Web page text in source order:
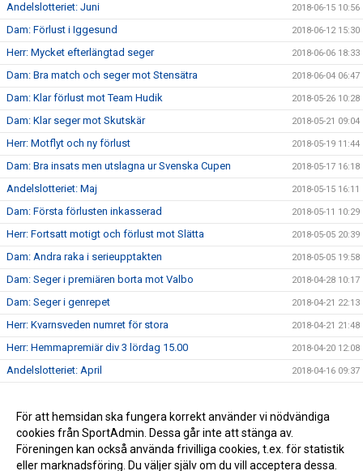
Andelslotteriet: Juni 2018-06-15 10:56
Dam: Förlust i Iggesund 2018-06-12 15:30
Herr: Mycket efterlängtad seger 2018-06-06 18:33
Dam: Bra match och seger mot Stensätra 2018-06-04 06:47
Dam: Klar förlust mot Team Hudik 2018-05-26 10:28
Dam: Klar seger mot Skutskär 2018-05-21 09:04
Herr: Motflyt och ny förlust 2018-05-19 11:44
Dam: Bra insats men utslagna ur Svenska Cupen 2018-05-17 16:18
Andelslotteriet: Maj 2018-05-15 16:11
Dam: Första förlusten inkasserad 2018-05-11 10:29
Herr: Fortsatt motigt och förlust mot Slätta 2018-05-05 20:39
Dam: Andra raka i serieupptakten 2018-05-05 19:58
Dam: Seger i premiären borta mot Valbo 2018-04-28 10:17
Dam: Seger i genrepet 2018-04-21 22:13
Herr: Kvarnsveden numret för stora 2018-04-21 21:48
Herr: Hemmapremiär div 3 lördag 15.00 2018-04-20 12:08
Andelslotteriet: April 2018-04-16 09:37
Utmärkelser 2017-11-24 15:06
Andelslotteri: November 2017-11-24 15:04
För att hemsidan ska fungera korrekt använder vi nödvändiga
cookies från SportAdmin. Dessa går inte att stänga av.
Föreningen kan också använda frivilliga cookies, t.ex. för statistik
eller marknadsföring. Du väljer själv om du vill acceptera dessa.